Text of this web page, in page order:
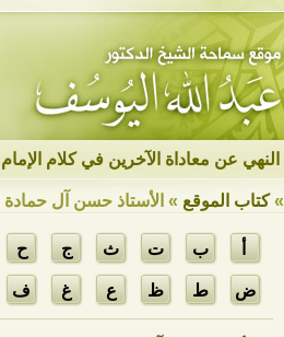
النهي عن معاداة الآخرين في كلام
»كتاب الموقع » الأستاذ حسن آل حمادة
أ ب ت ث ج ح
ض ط ظ ع غ ف